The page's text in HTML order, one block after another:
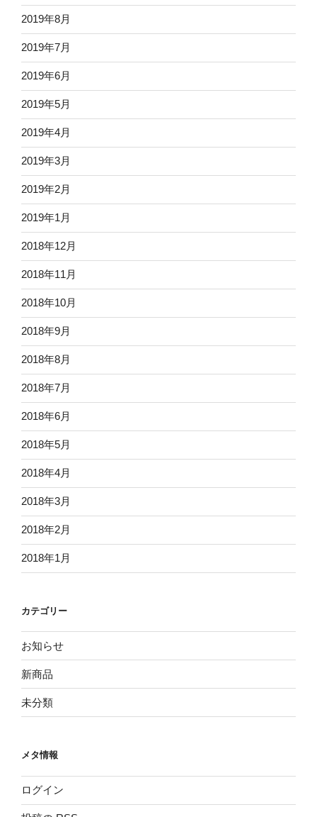
2019年8月
2019年7月
2019年6月
2019年5月
2019年4月
2019年3月
2019年2月
2019年1月
2018年12月
2018年11月
2018年10月
2018年9月
2018年8月
2018年7月
2018年6月
2018年5月
2018年4月
2018年3月
2018年2月
2018年1月
カテゴリー
お知らせ
新商品
未分類
メタ情報
ログイン